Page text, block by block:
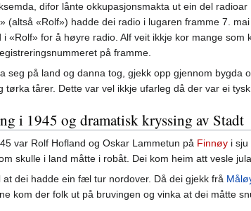
difor lånte okkupasjonsmakta ut ein del
(altså «Rolf») hadde dei radio i lugaren framme 7.
i «Rolf» for å høyre radio. Alf veit ikkje kor mange
på framme.
seg på land og danna tog, gjekk opp gjennom
tørka tårer. Dette var vel ikkje ufarleg då der var ei
i 1945 og dramatisk kryssing av Stadt
var Rolf Hofland og Oskar Lammetun på Finnøy i
skulle i land måtte i robåt. Dei kom heim att vesle
at dei hadde ein fæl tur nordover. Då dei gjekk frå
kom der folk ut på bruvingen og vinka at dei måtte